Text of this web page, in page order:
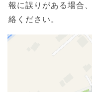
報に誤りがある場合、
絡ください。